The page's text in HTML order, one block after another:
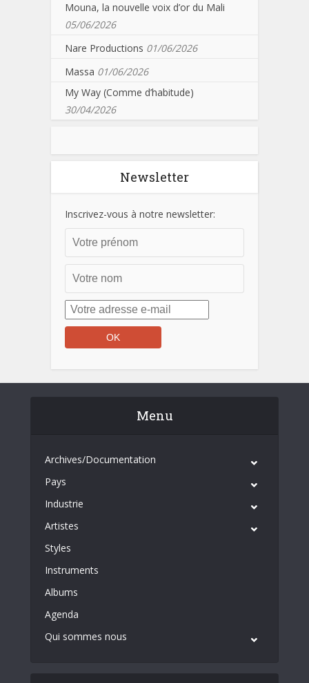
Mouna, la nouvelle voix d’or du Mali
05/06/2026
Nare Productions 01/06/2026
Massa 01/06/2026
My Way (Comme d’habitude)
30/04/2026
Newsletter
Inscrivez-vous à notre newsletter:
Menu
Archives/Documentation
Pays
Industrie
Artistes
Styles
Instruments
Albums
Agenda
Qui sommes nous